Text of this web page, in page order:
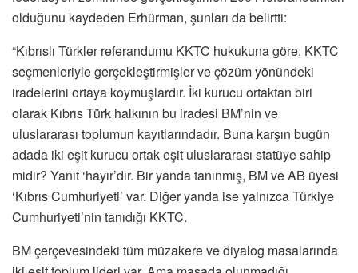
olduğunu kaydeden Erhürman, şunları da belirtti:
“Kıbrıslı Türkler referandumu KKTC hukukuna göre, KKTC
seçmenleriyle gerçekleştirmişler ve çözüm yönündeki
iradelerini ortaya koymuşlardır. İki kurucu ortaktan biri
olarak Kıbrıs Türk halkının bu iradesi BM’nin ve
uluslararası toplumun kayıtlarındadır. Buna karşın bugün
adada iki eşit kurucu ortak eşit uluslararası statüye sahip
midir? Yanıt ‘hayır’dır. Bir yanda tanınmış, BM ve AB üyesi
‘Kıbrıs Cumhuriyeti’ var. Diğer yanda ise yalnızca Türkiye
Cumhuriyeti’nin tanıdığı KKTC.
BM çerçevesindeki tüm müzakere ve diyalog masalarında